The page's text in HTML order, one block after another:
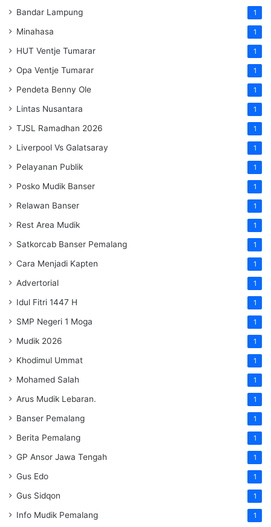
Bandar Lampung 1
Minahasa 1
HUT Ventje Tumarar 1
Opa Ventje Tumarar 1
Pendeta Benny Ole 1
Lintas Nusantara 1
TJSL Ramadhan 2026 1
Liverpool Vs Galatsaray 1
Pelayanan Publik 1
Posko Mudik Banser 1
Relawan Banser 1
Rest Area Mudik 1
Satkorcab Banser Pemalang 1
Cara Menjadi Kapten 1
Advertorial 1
Idul Fitri 1447 H 1
SMP Negeri 1 Moga 1
Mudik 2026 1
Khodimul Ummat 1
Mohamed Salah 1
Arus Mudik Lebaran. 1
Banser Pemalang 1
Berita Pemalang 1
GP Ansor Jawa Tengah 1
Gus Edo 1
Gus Sidqon 1
Info Mudik Pemalang 1